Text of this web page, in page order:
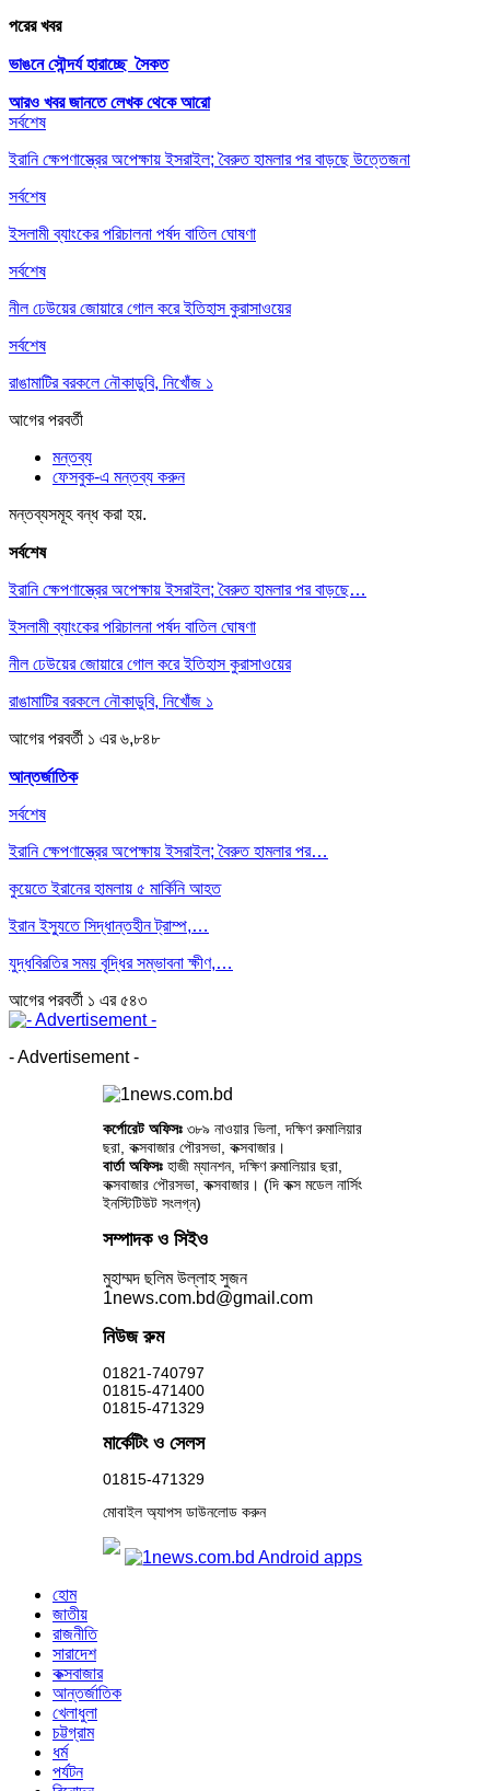
পরের খবর
ভাঙনে সৌন্দর্য হারাচ্ছে সৈকত
আরও খবর জানতে লেখক থেকে আরো
সর্বশেষ
ইরানি ক্ষেপণাস্ত্রের অপেক্ষায় ইসরাইল; বৈরুত হামলার পর বাড়ছে উত্তেজনা
সর্বশেষ
ইসলামী ব্যাংকের পরিচালনা পর্ষদ বাতিল ঘোষণা
সর্বশেষ
নীল ঢেউয়ের জোয়ারে গোল করে ইতিহাস কুরাসাওয়ের
সর্বশেষ
রাঙামাটির বরকলে নৌকাডুবি, নিখোঁজ ১
আগেরপরবর্তী
মন্তব্য
ফেসবুক-এ মন্তব্য করুন
মন্তব্যসমূহ বন্ধ করা হয়.
সর্বশেষ
ইরানি ক্ষেপণাস্ত্রের অপেক্ষায় ইসরাইল; বৈরুত হামলার পর বাড়ছে…
ইসলামী ব্যাংকের পরিচালনা পর্ষদ বাতিল ঘোষণা
নীল ঢেউয়ের জোয়ারে গোল করে ইতিহাস কুরাসাওয়ের
রাঙামাটির বরকলে নৌকাডুবি, নিখোঁজ ১
আগেরপরবর্তী ১ এর ৬,৮৪৮
আন্তর্জাতিক
সর্বশেষ
ইরানি ক্ষেপণাস্ত্রের অপেক্ষায় ইসরাইল; বৈরুত হামলার পর…
কুয়েতে ইরানের হামলায় ৫ মার্কিনি আহত
ইরান ইস্যুতে সিদ্ধান্তহীন ট্রাম্প,…
যুদ্ধবিরতির সময় বৃদ্ধির সম্ভাবনা ক্ষীণ,…
আগেরপরবর্তী ১ এর ৫৪৩
- Advertisement -
কর্পোরেট অফিসঃ ৩৮৯ নাওয়ার ভিলা, দক্ষিণ রুমালিয়ার
ছরা, কক্সবাজার পৌরসভা, কক্সবাজার।
বার্তা অফিসঃহাজী ম্যানশন, দক্ষিণ রুমালিয়ার ছরা,
কক্সবাজার পৌরসভা, কক্সবাজার। (দি কক্স মডেল নার্সিং
ইনস্টিটিউট সংলগ্ন)
সম্পাদক ও সিইও
মুহাম্মদ ছলিম উল্লাহ সুজন
1news.com.bd@gmail.com
নিউজ রুম
01821-740797
01815-471400
01815-471329
মার্কেটিং ও সেলস
01815-471329
মোবাইল অ্যাপস ডাউনলোড করুন
হোম
জাতীয়
রাজনীতি
সারাদেশ
কক্সবাজার
আন্তর্জাতিক
খেলাধুলা
চট্টগ্রাম
ধর্ম
পর্যটন